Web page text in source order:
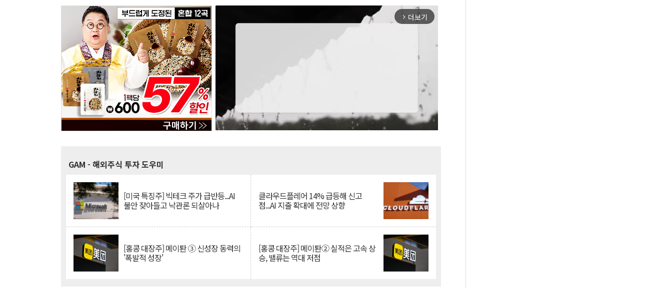
arrow_forward_ios 더보기
GAM - 해외주식 투자 도우미
[미국 특징주] 빅테크 주가 급반등...AI
불안 잦아들고 낙관론 되살아나
클라우드플레어 14% 급등해 신고
점...AI 지출 확대에 전망 상향
[홍콩 대장주] 메이퇀 ③ 신성장 동력의
'폭발적 성장'
[홍콩 대장주] 메이퇀② 실적은 고속 상
승, 밸류는 역대 저점